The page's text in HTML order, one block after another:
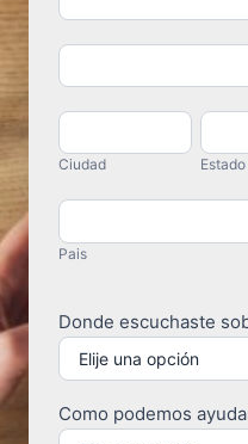
Dirección
Ciudad
Ciudad Estado
Pais
Pais
Donde escuchaste
Como podemos